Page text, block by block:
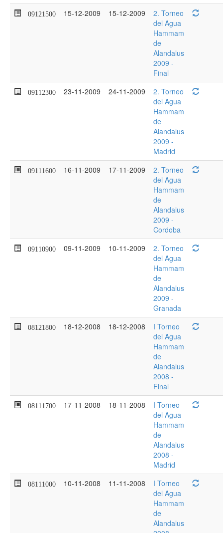
09121500 15-12-2009 15-12-2009
2. Torneo
del Agua
Hammam
de
Alandalus
2009 -
Final
09112300 23-11-2009 24-11-2009
2. Torneo
del Agua
Hammam
de
Alandalus
2009 -
Madrid
09111600 16-11-2009 17-11-2009
2. Torneo
del Agua
Hammam
de
Alandalus
2009 -
Cordoba
09110900 09-11-2009 10-11-2009
2. Torneo
del Agua
Hammam
de
Alandalus
2009 -
Granada
08121800 18-12-2008 18-12-2008
I Torneo
del Agua
Hammam
de
Alandalus
2008 -
Final
08111700 17-11-2008 18-11-2008
I Torneo
del Agua
Hammam
de
Alandalus
2008 -
Madrid
08111000 10-11-2008 11-11-2008
I Torneo
del Agua
Hammam
de
Alandalus